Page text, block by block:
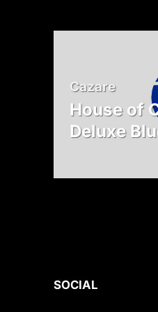
Cazare
House of
Deluxe
SOCIAL